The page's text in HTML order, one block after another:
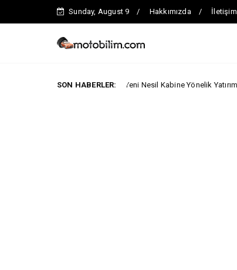
Sunday, August 9 Hakkımızda İletişim
SON HABERLER:
Geliştirilecek Yeni Nesil Kabine Yönelik Yatırımını Açıkladı.